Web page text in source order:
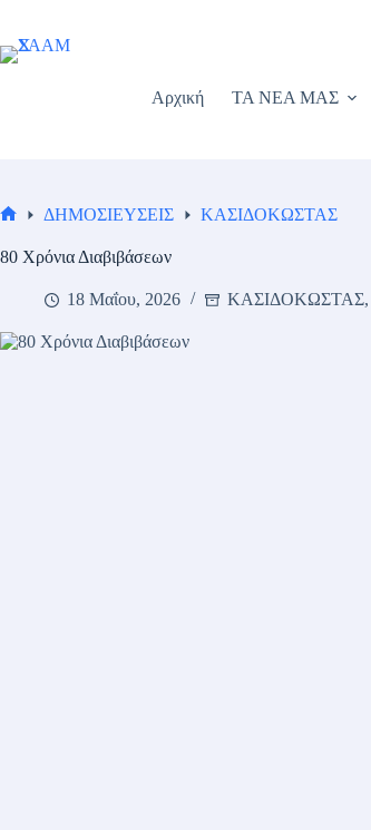
περιεχόμενο
Αρχική ΤΑ ΝΕΑ ΜΑΣ
σελίδα
ΔΗΜΟΣΙΕΥΣΕΙΣ ΚΑΣΙΔΟΚΩΣΤΑΣ
80 Χρόνια Διαβιβάσεων
18 Μαΐου, 2026 ΚΑΣΙΔΟΚΩΣΤΑΣ,